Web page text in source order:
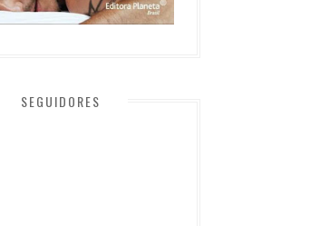
SEGUIDORES